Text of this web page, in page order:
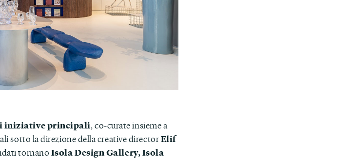
iniziative principali, co-curate insieme a
sotto la direzione della creative directorElif
tornano Isola Design Gallery, Isola